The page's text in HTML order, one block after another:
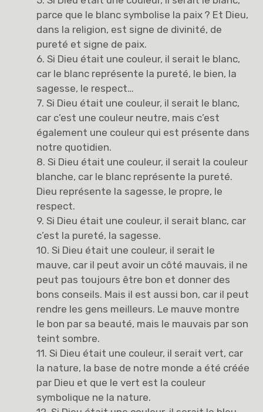
parce que le blanc symbolise la paix ? Et Dieu,
dans la religion, est signe de divinité, de
pureté et signe de paix.
6. Si Dieu était une couleur, il serait le blanc,
car le blanc représente la pureté, le bien, la
sagesse, le respect…
7. Si Dieu était une couleur, il serait le blanc,
car c’est une couleur neutre, mais c’est
également une couleur qui est présente dans
notre quotidien.
8. Si Dieu était une couleur, il serait la couleur
blanche, car le blanc représente la pureté.
Dieu représente la sagesse, le propre, le
respect.
9. Si Dieu était une couleur, il serait blanc, car
c’est la pureté, la sagesse.
10. Si Dieu était une couleur, il serait le
mauve, car il peut avoir un côté mauvais, il ne
peut pas toujours être bon et donner des
bons conseils. Mais il est aussi bon, car il peut
rendre les gens meilleurs. Le mauve montre
le bon par sa beauté, mais le mauvais par son
teint sombre.
11. Si Dieu était une couleur, il serait vert, car
la nature, la base de notre monde a été créée
par Dieu et que le vert est la couleur
symbolique ne la nature.